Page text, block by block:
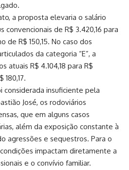
a proposta elevaria o salário
convencionais de R$ 3.420,16 para
de R$ 150,15. No caso dos
da categoria “E”, a
atuais R$ 4.104,18 para R$
considerada insuficiente pela
José, os rodoviários
que em alguns casos
além da exposição constante à
agressões e sequestros. Para o
impactam diretamente a
e o convívio familiar.